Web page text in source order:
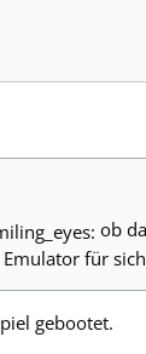
ob
für
gebootet.